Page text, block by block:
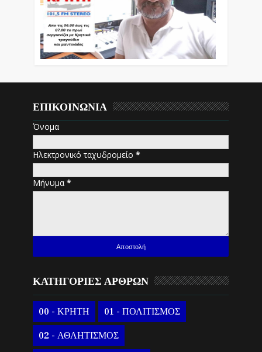
ΕΠΙΚΟΙΝΩΝΙΑ
Όνομα
Ηλεκτρονικό ταχυδρομείο*
Μήνυμα*
ΚΑΤΗΓΟΡΙΕΣ ΑΡΘΡΩΝ
00 - ΚΡΗΤΗ 01 - ΠΟΛΙΤΙΣΜΟΣ
02 - ΑΘΛΗΤΙΣΜΟΣ